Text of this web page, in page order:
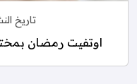
تاريخ
اوتفيت رمضان